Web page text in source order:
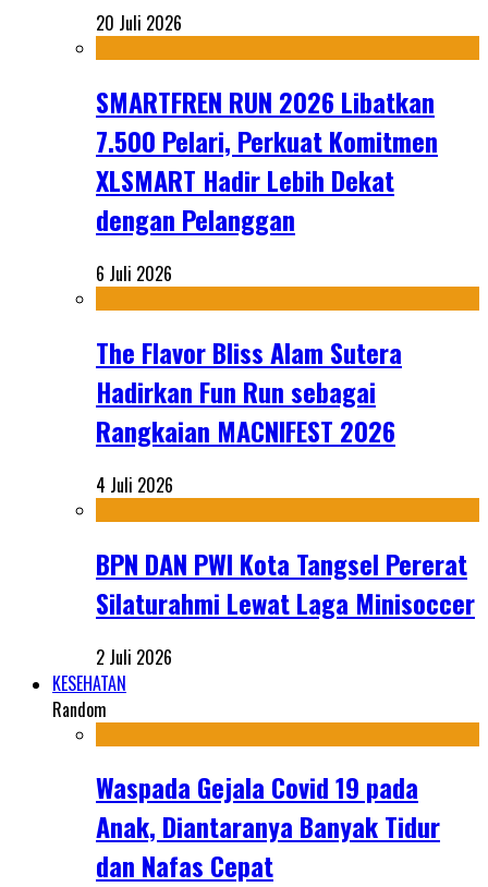
20 Juli 2026
SMARTFREN RUN 2026 Libatkan
7.500 Pelari, Perkuat Komitmen
XLSMART Hadir Lebih Dekat
dengan Pelanggan
6 Juli 2026
The Flavor Bliss Alam Sutera
Hadirkan Fun Run sebagai
Rangkaian MACNIFEST 2026
4 Juli 2026
BPN DAN PWI Kota Tangsel Pererat
Silaturahmi Lewat Laga Minisoccer
2 Juli 2026
KESEHATAN
Random
Waspada Gejala Covid 19 pada
Anak, Diantaranya Banyak Tidur
dan Nafas Cepat